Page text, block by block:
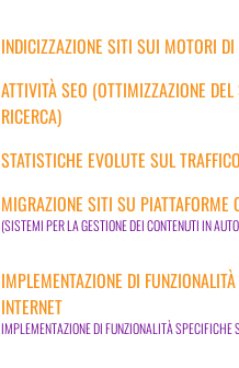
INDICIZZAZIONE SITI SUI MOTORI DI
ATTIVITÀ SEO (OTTIMIZZAZIONE
RICERCA)
STATISTICHE EVOLUTE SUL
MIGRAZIONE SITI SU PIATTAFORME
(SISTEMI PER LA GESTIONE DEI CONTENUTI IN
IMPLEMENTAZIONE DI
INTERNET
IMPLEMENTAZIONE DI FUNZIONALITÀ SPECIFICHE